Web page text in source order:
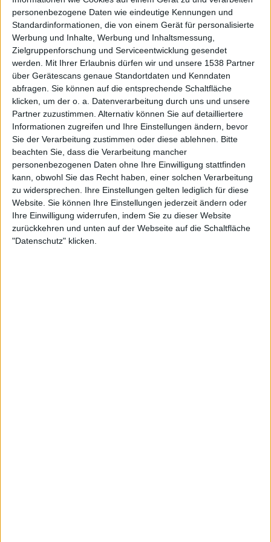
personenbezogene Daten wie eindeutige Kennungen und
Standardinformationen, die von einem Gerät für personalisierte
Werbung und Inhalte, Werbung und Inhaltsmessung,
Zielgruppenforschung und Serviceentwicklung gesendet
werden. Mit Ihrer Erlaubnis dürfen wir und unsere 1538 Partner
über Gerätescans genaue Standortdaten und Kenndaten
abfragen. Sie können auf die entsprechende Schaltfläche
klicken, um der o. a. Datenverarbeitung durch uns und unsere
Partner zuzustimmen. Alternativ können Sie auf detailliertere
Informationen zugreifen und Ihre Einstellungen ändern, bevor
Sie der Verarbeitung zustimmen oder diese ablehnen. Bitte
beachten Sie, dass die Verarbeitung mancher
personenbezogenen Daten ohne Ihre Einwilligung stattfinden
kann, obwohl Sie das Recht haben, einer solchen Verarbeitung
zu widersprechen. Ihre Einstellungen gelten lediglich für diese
Website. Sie können Ihre Einstellungen jederzeit ändern oder
Ihre Einwilligung widerrufen, indem Sie zu dieser Website
zurückkehren und unten auf der Webseite auf die Schaltfläche
"Datenschutz" klicken.
bis
Punkten
Nach Genres filtern►︎
Mehr zu ...
BANDS EKTOMORF
STUCK MOJO
TENSIDE
VENGINCE